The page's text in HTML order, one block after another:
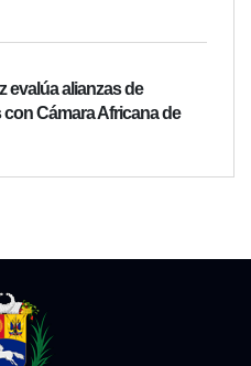
evalúa alianzas de
Cámara Africana de